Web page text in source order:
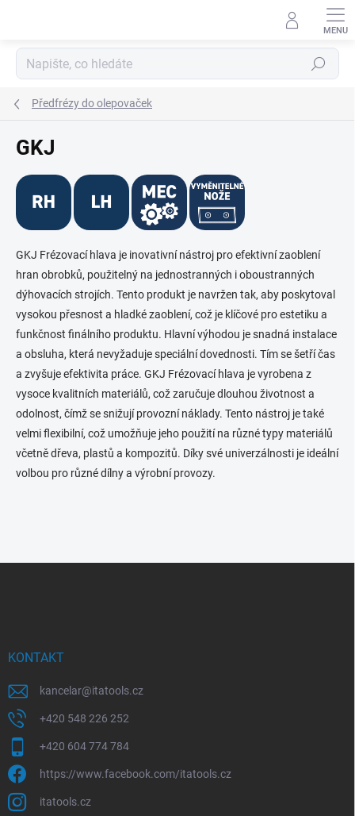
Hledat
Předfrézy do olepovaček
GKJ
GKJ Frézovací hlava je inovativní nástroj pro efektivní zaoblení
hran obrobků, použitelný na jednostranných i oboustranných
dýhovacích strojích. Tento produkt je navržen tak, aby poskytoval
vysokou přesnost a hladké zaoblení, což je klíčové pro estetiku a
funkčnost finálního produktu. Hlavní výhodou je snadná instalace
a obsluha, která nevyžaduje speciální dovednosti. Tím se šetří čas
a zvyšuje efektivita práce. GKJ Frézovací hlava je vyrobena z
vysoce kvalitních materiálů, což zaručuje dlouhou životnost a
odolnost, čímž se snižují provozní náklady. Tento nástroj je také
velmi flexibilní, což umožňuje jeho použití na různé typy materiálů
včetně dřeva, plastů a kompozitů. Díky své univerzálnosti je ideální
volbou pro různé dílny a výrobní provozy.
KONTAKT
kancelar@itatools.cz
+420 548 226 252
+420 604 774 784
https://www.facebook.com/itatools.cz
itatools.cz